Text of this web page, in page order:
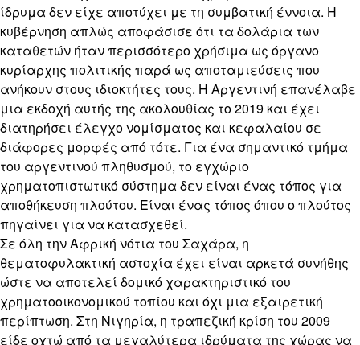
ίδρυμα δεν είχε αποτύχει με τη συμβατική έννοια. Η
κυβέρνηση απλώς αποφάσισε ότι τα δολάρια των
καταθετών ήταν περισσότερο χρήσιμα ως όργανο
κυρίαρχης πολιτικής παρά ως αποταμιεύσεις που
ανήκουν στους ιδιοκτήτες τους. Η Αργεντινή επανέλαβε
μια εκδοχή αυτής της ακολουθίας το 2019 και έχει
διατηρήσει έλεγχο νομίσματος και κεφαλαίου σε
διάφορες μορφές από τότε. Για ένα σημαντικό τμήμα
του αργεντινού πληθυσμού, το εγχώριο
χρηματοπιστωτικό σύστημα δεν είναι ένας τόπος για
αποθήκευση πλούτου. Είναι ένας τόπος όπου ο πλούτος
πηγαίνει για να κατασχεθεί.
Σε όλη την Αφρική νότια του Σαχάρα, η
θεματοφυλακτική αστοχία έχει είναι αρκετά συνήθης
ώστε να αποτελεί δομικό χαρακτηριστικό του
χρηματοοικονομικού τοπίου και όχι μια εξαιρετική
περίπτωση. Στη Νιγηρία, η τραπεζική κρίση του 2009
είδε οχτώ από τα μεγαλύτερα ιδρύματα της χώρας να